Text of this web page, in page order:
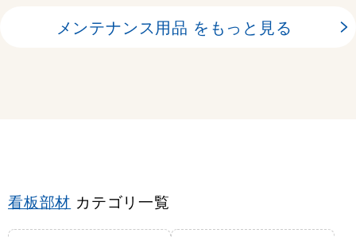
メンテナンス用品 をもっと見る
看板部材 カテゴリ一覧